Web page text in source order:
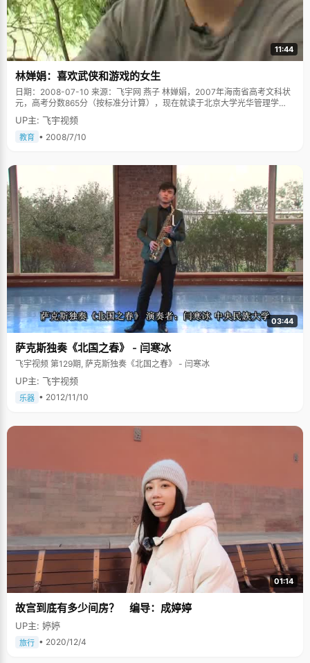
11:44
林婵娟：喜欢武侠和游戏的女生
日期：2008-07-10 来源：飞宇网 燕子 林婵娟，2007年海南省高考文科状
元，高考分数865分（按标准分计算），现在就读于北京大学光华管理学
院。 林婵娟描述自己考上状元之后的那段时间里，得到了超明星级的待遇，
甚至有时候出门都不敢太明目张胆，总是戴个大帽子：几乎全城的人都知道
了自己，出门坐公车不用钱，买个小东西不用钱，脸就是通行证，开车路过
元，为这个小市争得了荣誉："如果了解海南高考的话，就会知道一般状元都
不会出在我们市。我们学校虽然是市重点，但连我在内才出过两个状元，所
以当时有很轰动的效应。"林婵娟说，自己那一届学生素质都很不错，而且学
校摸题比较准，所以机缘巧合的考出了好成绩，一下子出了两个状元，连带
好几个清华北大，轰动了整个海南省。 被质疑是高考移民？ 也正因为这样的
千载难逢，林婵娟在享受喜悦的同时，也遭受到了某种不平衡带来的恶性后
果：质疑是"高考移民"，遭受户籍调查。 在一个名不见经传的学校突然出了
两个高考状元，除了让人吃惊外，也引起了个别优秀学校的质疑，于是种种
关于"高考移民"的谣言满天飞，林婵娟在刚得知状元之后就进入了冷漠的调
查门。当时教育局，公安局以及人事局组成了&lsquo;三局联查&rsquo;特别
行动组，对林婵娟以及另外一个女状元进行了彻底的盘查。毕竟，"高考移
民"确实是高考中存在的不合法的敏感话题。"当时刚好我的户口出了点问
题，之前一直是集体户口，2000年才翻新，所以被质疑是移民"，林婵娟说
起当时的事情，还是有些愤然，"他们问了我好多问题，而且以先入为主的偏
见看待我们，好像我们真的是高考移民似的。我当时特别愤慨，觉得他们凭
什么要怀疑我们，甚至跟他们弄得很不愉快。"还好，琼海市政府，学校，同
学老师都很支持他们，当地的很多市民都很热心的为他们出头作证，尤其是
门口早餐店的老板娘还上网力挺林婵娟："好多年了，她天天在我这里吃早
餐，怎么可能是高考移民呢？"林婵娟的同桌也很无奈的说："我跟她坐一起
三年了，没有任何证据可以证明她曾经离开过。"不管从何种手段，特别行动
小组也找不到任何蛛丝马迹的证据，风波渐渐平息了下来。林婵娟耸耸肩，
哈哈一笑说："可能我外形还比较像高考移民吧，长得不像海南人"。 不过往
的时候才跟着从事林业工作的父母来到海南，一直到现在。刚到海南的时
候，林婵娟听不懂海南话，跟当地人无法交流，更糟糕的是，老师讲课也用
候，我跟别人借根铅笔都要指手画脚的比划半天。"后来慢慢听得懂海南话之
后，林婵娟的学习才有了起色，成绩很快就追了上来。 林婵娟笑称自己小时
候是个小野人，每天放学后会跟一群孩子钻到树林子里玩，爬树，摘野果，
很调皮，一点都不安分。为了让林婵娟每天中午可以安静的睡午觉，林婵娟
的妈妈想出了给女儿念小说的法子，可是她选择念的不是童话故事一类，而
是大部头的武侠小说。"就这样我迷上了武侠，后来我嫌妈妈念得太慢，就开
始自己看，很多字不认识，我就翻字典，那段时间读了很多像《神州传奇》
之类的小说。"林婵娟的文学修养就这样被培养了起来，所以林婵娟认为自己
语文成绩很好，多亏了小时候牢固的基础。林婵娟的爸爸妈妈都是很爱看书
的人，在他们的潜移默化的影响下，林婵娟也很爱读书，甚至是"睡前无书不
成眠。" 林婵娟的父母对孩子的教育是很特别的，为了营造一个宽松的生活和
学习环境，他们对女儿的学习以及兴趣爱好完全不加以干涉，容许她看武侠
小说，玩电脑游戏，只有在女儿要走错路或者太过分的时候，他们才会适当
的提醒一下，注意学习和娱乐的时间比例等等。"爸爸妈妈觉得与其让我上大
学之后才接触，一旦上瘾就很难管制自己了，还不如早早的就让我接触一些
东西。比如电脑，初三家里就买了电脑，让我玩游戏，当时很迷的，不过一
婵娟脱口而出，"数学，绝对是数学，太糟糕了"。提起数学，林婵娟就直摇
UP主: 飞宇视频
教育 • 2008/7/10
03:44
萨克斯独奏《北国之春》 - 闫寒冰
飞宇视频 第129期, 萨克斯独奏《北国之春》 - 闫寒冰
UP主: 飞宇视频
乐器 • 2012/11/10
01:14
故宫到底有多少间房？ 编导：成婷婷
UP主: 婷婷
旅行 • 2020/12/4